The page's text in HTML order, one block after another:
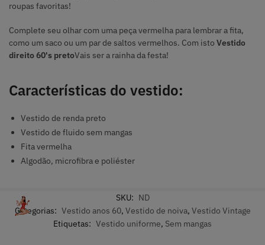
roupas favoritas!
Complete seu olhar com uma peça vermelha para lembrar a fita,
como um saco ou um par de saltos vermelhos. Com isto Vestido
direito 60's pretoVais ser a rainha da festa!
Características do vestido:
Vestido de renda preto
Vestido de fluido sem mangas
Fita vermelha
Algodão, microfibra e poliéster
SKU: ND
Categorias: Vestido anos 60, Vestido de noiva, Vestido Vintage
Etiquetas: Vestido uniforme, Sem mangas